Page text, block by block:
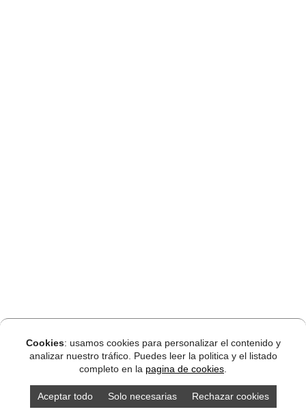
Cookies: usamos cookies para personalizar el contenido y
analizar nuestro tráfico. Puedes leer la politica y el listado
completo en la pagina de cookies
Aceptar todo Solo necesarias Rechazar cookies